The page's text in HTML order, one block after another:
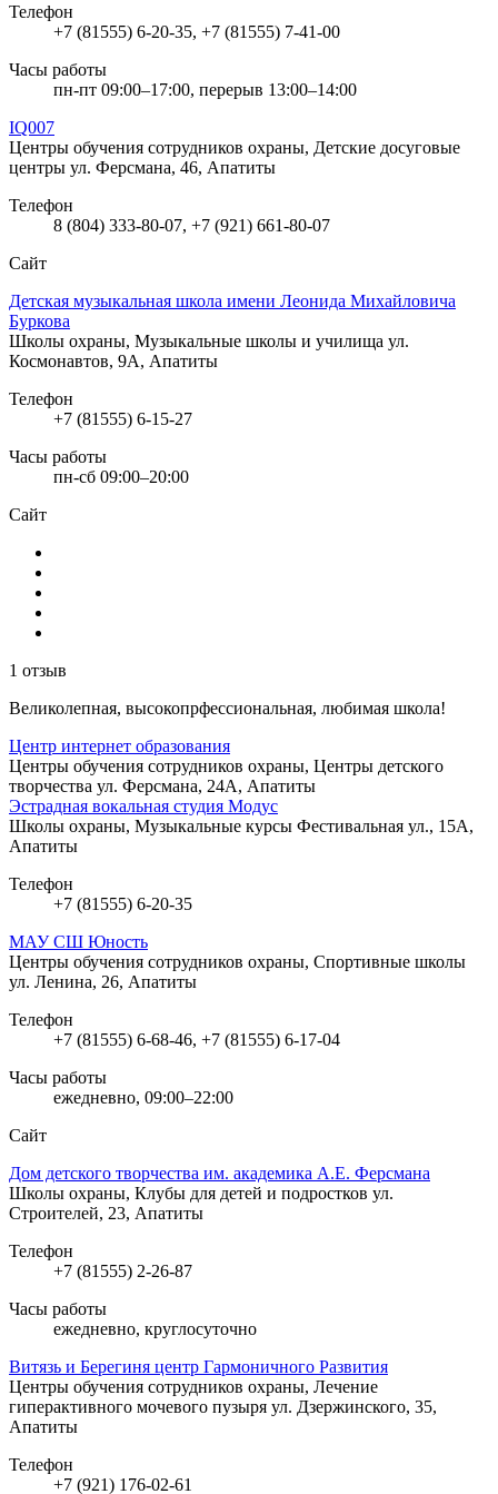
Телефон
+7 (81555) 6-20-35, +7 (81555) 7-41-00
Часы работы
пн-пт 09:00–17:00, перерыв 13:00–14:00
IQ007
Центры обучения сотрудников охраны, Детские досуговые
центры ул. Ферсмана, 46, Апатиты
Телефон
8 (804) 333-80-07, +7 (921) 661-80-07
Сайт
Детская музыкальная школа имени Леонида Михайловича
Буркова
Школы охраны, Музыкальные школы и училища ул.
Космонавтов, 9А, Апатиты
Телефон
+7 (81555) 6-15-27
Часы работы
пн-сб 09:00–20:00
Сайт
1 отзыв
Великолепная, высокопрфессиональная, любимая школа!
Центр интернет образования
Центры обучения сотрудников охраны, Центры детского
творчества ул. Ферсмана, 24А, Апатиты
Эстрадная вокальная студия Модус
Школы охраны, Музыкальные курсы Фестивальная ул., 15А,
Апатиты
Телефон
+7 (81555) 6-20-35
МАУ СШ Юность
Центры обучения сотрудников охраны, Спортивные школы
ул. Ленина, 26, Апатиты
Телефон
+7 (81555) 6-68-46, +7 (81555) 6-17-04
Часы работы
ежедневно, 09:00–22:00
Сайт
Дом детского творчества им. академика А.Е. Ферсмана
Школы охраны, Клубы для детей и подростков ул.
Строителей, 23, Апатиты
Телефон
+7 (81555) 2-26-87
Часы работы
ежедневно, круглосуточно
Витязь и Берегиня центр Гармоничного Развития
Центры обучения сотрудников охраны, Лечение
гиперактивного мочевого пузыря ул. Дзержинского, 35,
Апатиты
Телефон
+7 (921) 176-02-61